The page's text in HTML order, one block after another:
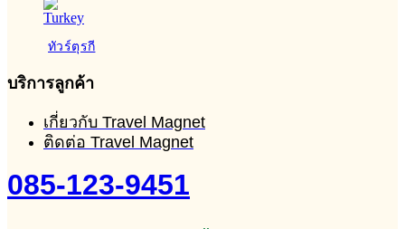
ทัวร์ตุรกี
บริการลูกค้า
เกี่ยวกับ Travel Magnet
ติดต่อ Travel Magnet
085-123-9451